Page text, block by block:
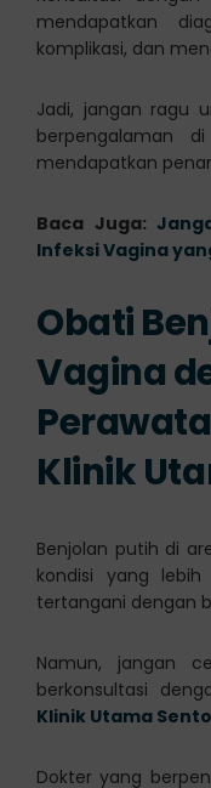
mendapatkan
komplikasi, dan
Jadi, jangan ragu
berpengalaman di
mendapatkan
Baca Juga:
Infeksi Vagina
Obati
Vagina
Klinik
Benjolan putih di
kondisi yang
tertangani dengan
Namun, jangan
berkonsultasi
Klinik Utama
Dokter yang